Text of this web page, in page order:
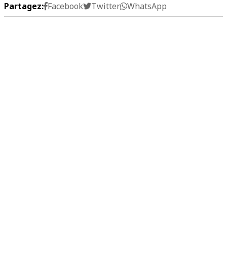
Partagez: Facebook Twitter WhatsApp